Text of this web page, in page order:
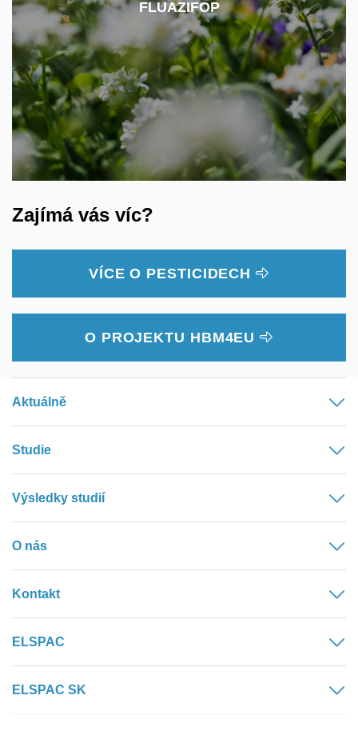
FLUAZIFOP
přípravku Frequent, Privium Forte nebo Fusilade
Max. Jeho spotřeba na zemědělské půdě v ČR v
roce 2020 byla ~ 1 200 kg.
Zajímá vás víc?
VÍCE O PESTICIDECH
O PROJEKTU HBM4EU
Aktuálně
Studie
Výsledky studií
O nás
Kontakt
ELSPAC
ELSPAC SK